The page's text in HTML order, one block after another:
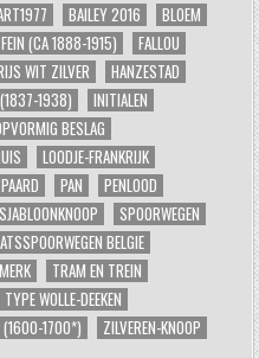
BAILEY 2016
BLOEM
(CA 1888-1915)
FALLOU
WIT ZILVER
HANZESTAD
1938)
INITIALEN
BESLAG
LOODJE-FRANKRIJK
PAARD PAN
PENLOOD
SJABLOONKNOOP
SPOORWEGEN
BELGIE
TRAM EN TREIN
TYPE WOLLE-DEEKEN
(1600-1700*) ZILVEREN-KNOOP